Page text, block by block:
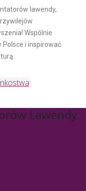
lawendy,
Wspólnie
i inspirować
Lawendy